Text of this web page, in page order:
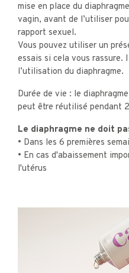
mise en place du
vagin, avant de l’utiliser
rapport sexuel.
Vous pouvez utiliser un
essais si cela vous rassure.
l’utilisation du diaphragme.
Durée de vie : le
peut être réutilisé pendant
Le diaphragme ne doit
• Dans les 6 premières
• En cas d'abaissement
l'utérus